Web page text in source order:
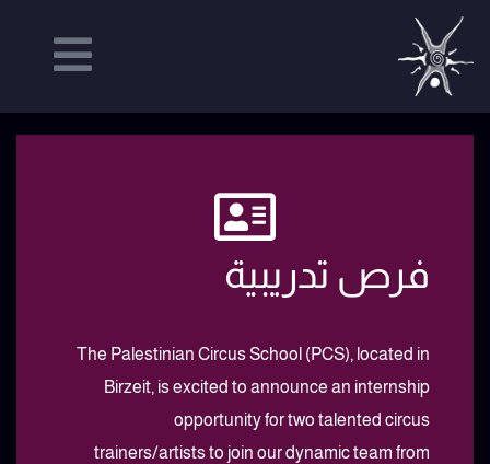
فرص تدريبية
The Palestinian Circus School (PCS), located in
Birzeit, is excited to announce an internship
opportunity for two talented circus
trainers/artists to join our dynamic team from